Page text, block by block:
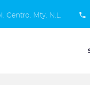
Centro, Mty. N.L.